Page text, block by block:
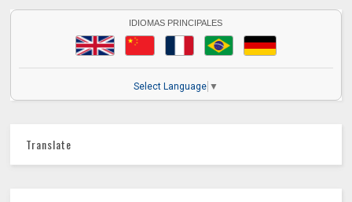
IDIOMAS PRINCIPALES
Select Language ▼
Translate